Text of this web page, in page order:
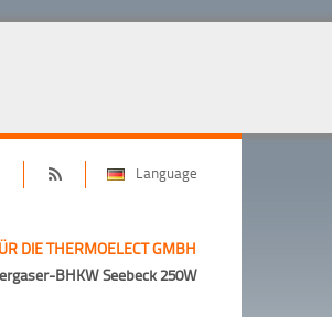
Language
DIE THERMOELECT GMBH
BHKW Seebeck 250W